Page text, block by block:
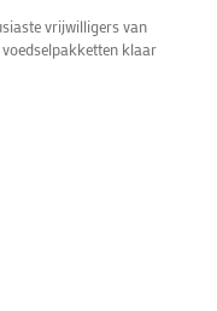
vrijwilligers van
klaar